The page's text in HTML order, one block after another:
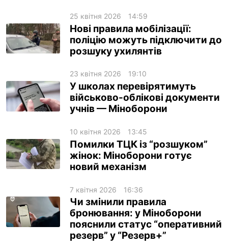
25 квітня 2026 14:59
Нові правила мобілізації:
поліцію можуть підключити до
розшуку ухилянтів
23 квітня 2026 19:10
У школах перевірятимуть
військово-облікові документи
учнів — Міноборони
10 квітня 2026 13:45
Помилки ТЦК із “розшуком”
жінок: Міноборони готує
новий механізм
7 квітня 2026 16:36
Чи змінили правила
бронювання: у Міноборони
пояснили статус “оперативний
резерв” у “Резерв+”